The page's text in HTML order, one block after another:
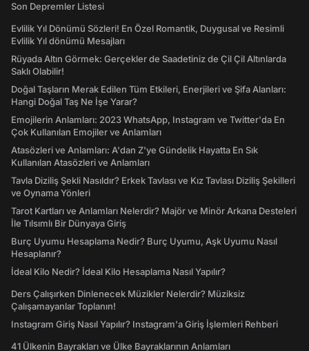
Son Depremler Listesi
Evlilik Yıl Dönümü Sözleri! En Özel Romantik, Duygusal ve Resimli
Evlilik Yıl dönümü Mesajları
Rüyada Altın Görmek: Gerçekler de Saadetiniz de Çil Çil Altınlarda
Saklı Olabilir!
Doğal Taşların Merak Edilen Tüm Etkileri, Enerjileri ve Şifa Alanları:
Hangi Doğal Taş Ne İşe Yarar?
Emojilerin Anlamları: 2023 WhatsApp, Instagram ve Twitter'da En
Çok Kullanılan Emojiler ve Anlamları
Atasözleri ve Anlamları: A'dan Z'ye Gündelik Hayatta En Sık
Kullanılan Atasözleri ve Anlamları
Tavla Diziliş Şekli Nasıldır? Erkek Tavlası ve Kız Tavlası Diziliş Şekilleri
ve Oynama Yönleri
Tarot Kartları ve Anlamları Nelerdir? Majör ve Minör Arkana Desteleri
İle Tılsımlı Bir Dünyaya Giriş
Burç Uyumu Hesaplama Nedir? Burç Uyumu, Aşk Uyumu Nasıl
Hesaplanır?
İdeal Kilo Nedir? İdeal Kilo Hesaplama Nasıl Yapılır?
Ders Çalışırken Dinlenecek Müzikler Nelerdir? Müziksiz
Çalışamayanlar Toplanın!
Instagram Giriş Nasıl Yapılır? Instagram'a Giriş İşlemleri Rehberi
41 Ülkenin Bayrakları ve Ülke Bayraklarının Anlamları